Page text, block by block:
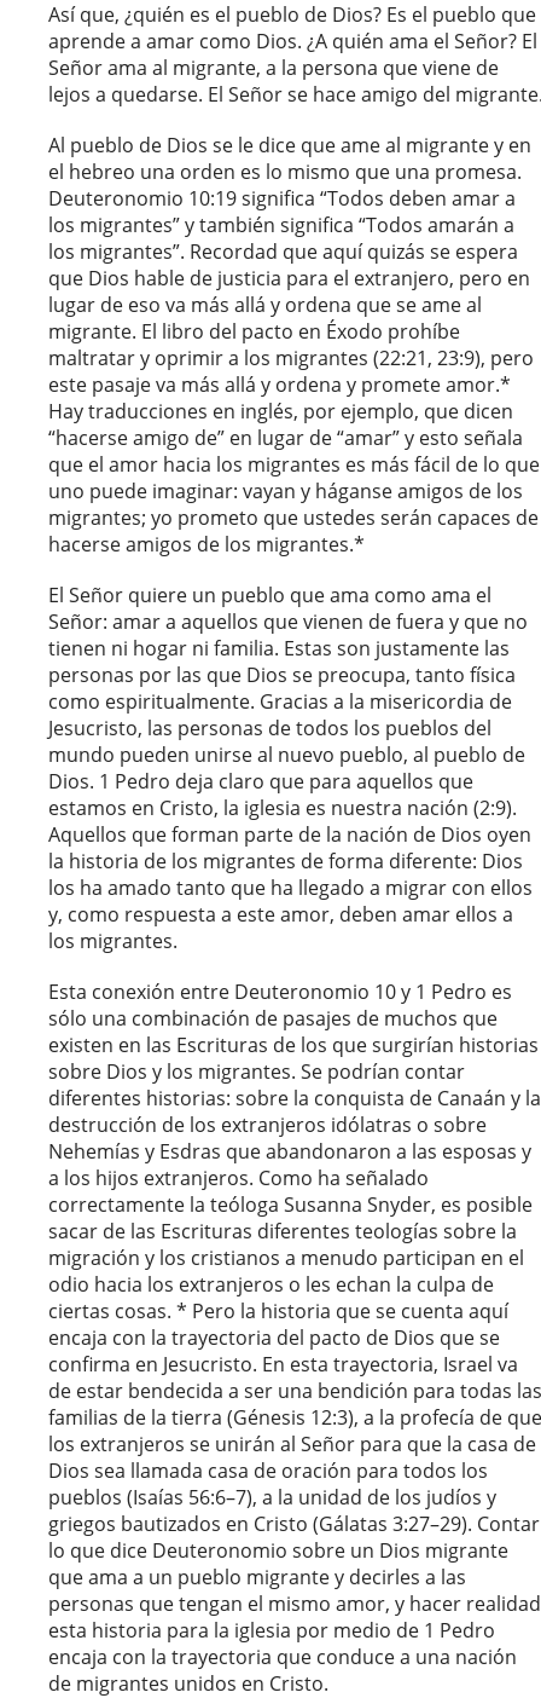
Así que, ¿quién es el pueblo de Dios? Es el pueblo que
aprende a amar como Dios. ¿A quién ama el Señor? El
Señor ama al migrante, a la persona que viene de
lejos a quedarse. El Señor se hace amigo del
Al pueblo de Dios se le dice que ame al migrante y en
el hebreo una orden es lo mismo que una promesa.
Deuteronomio 10:19 significa “Todos deben amar a
los migrantes” y también significa “Todos amarán a
los migrantes”. Recordad que aquí quizás se espera
que Dios hable de justicia para el extranjero, pero en
lugar de eso va más allá y ordena que se ame al
migrante. El libro del pacto en Éxodo prohíbe
maltratar y oprimir a los migrantes (22:21, 23:9), pero
este pasaje va más allá y ordena y promete amor.*
Hay traducciones en inglés, por ejemplo, que dicen
“hacerse amigo de” en lugar de “amar” y esto señala
que el amor hacia los migrantes es más fácil de lo que
uno puede imaginar: vayan y háganse amigos de los
migrantes; yo prometo que ustedes serán capaces de
hacerse amigos de los migrantes.*
El Señor quiere un pueblo que ama como ama el
Señor: amar a aquellos que vienen de fuera y que no
tienen ni hogar ni familia. Estas son justamente las
personas por las que Dios se preocupa, tanto física
como espiritualmente. Gracias a la misericordia de
Jesucristo, las personas de todos los pueblos del
mundo pueden unirse al nuevo pueblo, al pueblo de
Dios. 1 Pedro deja claro que para aquellos que
estamos en Cristo, la iglesia es nuestra nación (2:9).
Aquellos que forman parte de la nación de Dios oyen
la historia de los migrantes de forma diferente: Dios
los ha amado tanto que ha llegado a migrar con ellos
y, como respuesta a este amor, deben amar ellos a
los migrantes.
Esta conexión entre Deuteronomio 10 y 1 Pedro es
sólo una combinación de pasajes de muchos que
existen en las Escrituras de los que surgirían historias
sobre Dios y los migrantes. Se podrían contar
diferentes historias: sobre la conquista de Canaán y la
destrucción de los extranjeros idólatras o sobre
Nehemías y Esdras que abandonaron a las esposas y
a los hijos extranjeros. Como ha señalado
correctamente la teóloga Susanna Snyder, es posible
sacar de las Escrituras diferentes teologías sobre la
migración y los cristianos a menudo participan en el
odio hacia los extranjeros o les echan la culpa de
ciertas cosas. * Pero la historia que se cuenta aquí
encaja con la trayectoria del pacto de Dios que se
confirma en Jesucristo. En esta trayectoria, Israel va
de estar bendecida a ser una bendición para todas las
familias de la tierra (Génesis 12:3), a la profecía de que
los extranjeros se unirán al Señor para que la casa de
Dios sea llamada casa de oración para todos los
pueblos (Isaías 56:6–7), a la unidad de los judíos y
griegos bautizados en Cristo (Gálatas 3:27–29). Contar
lo que dice Deuteronomio sobre un Dios migrante
que ama a un pueblo migrante y decirles a las
personas que tengan el mismo amor, y hacer realidad
esta historia para la iglesia por medio de 1 Pedro
encaja con la trayectoria que conduce a una nación
de migrantes unidos en Cristo.